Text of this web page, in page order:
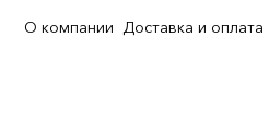
О компании Доставка и оплата